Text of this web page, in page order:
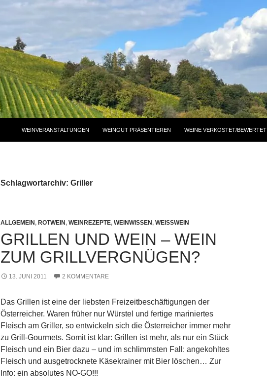
WEINVERANSTALTUNGEN WEINGUT PRÄSENTIEREN WEINE VERKOSTET/BEWERTET
Schlagwortarchiv: Griller
ALLGEMEIN , ROTWEIN , WEINREZEPTE, WEINWISSEN , WEISSWEIN
GRILLEN UND WEIN – WEIN
ZUM GRILLVERGNÜGEN?
13. JUNI 2011 2 KOMMENTARE
Das Grillen ist eine der liebsten Freizeitbeschäftigungen der
Österreicher. Waren früher nur Würstel und fertige mariniertes
Fleisch am Griller, so entwickeln sich die Österreicher immer mehr
zu Grill-Gourmets. Somit ist klar: Grillen ist mehr, als nur ein Stück
Fleisch und ein Bier dazu – und im schlimmsten Fall: angekohltes
Fleisch und ausgetrocknete Käsekrainer mit Bier löschen… Zur
Info: ein absolutes NO-GO!!!